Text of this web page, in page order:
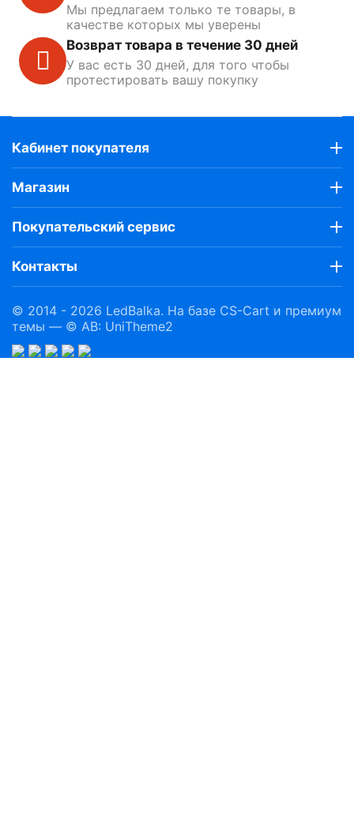
Мы предлагаем только те товары, в
качестве которых мы уверены
Возврат товара в течение 30 дней
У вас есть 30 дней, для того чтобы
протестировать вашу покупку
Кабинет покупателя
Магазин
Покупательский сервис
Контакты
© 2014 - 2026 LedBalka. На базе CS-Cart и премиум
темы — © AB: UniTheme2